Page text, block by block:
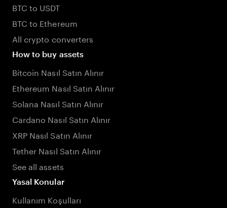
BTC to USDT
BTC to Ethereum
All crypto converters
How to buy assets
Bitcoin Nasıl Satın Alınır
Ethereum Nasıl Satın Alınır
Solana Nasıl Satın Alınır
Cardano Nasıl Satın Alınır
XRP Nasıl Satın Alınır
Tether Nasıl Satın Alınır
See all assets
Yasal Konular
Kullanım Koşulları